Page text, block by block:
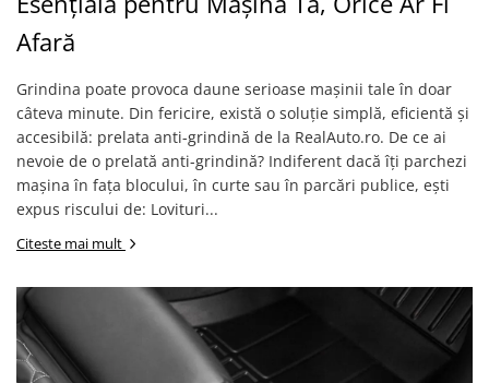
Mazda
Mitsubishi
Nissan
Opel
Peugeot
Renault
Skoda
Subaru
Suzuki
Toyota
Universale
Jaguar
Audi
BMW
Chevrolet
Citroen
Dacia
Fiat
Hyundai
Iveco
Kia
Mercedes
Carcase chei auto
Accesorii electrice auto
Sirocou incalzitor
Kit fibra optica
Ventilatoare auto
Alarme auto
Aeroterma auto
Cutii frigorifice
Becuri LED
Testere si diagnoza auto
DEOMAXX
Pachete revizie
Dacia
Audi
BMW
Stergatoare auto
Truse de scule
Scule si unelte
Cric
Cheder
VULCANIZARE
Afară
Grindina poate provoca daune serioase mașinii tale în doar
câteva minute. Din fericire, există o soluție simplă, eficientă și
accesibilă: prelata anti-grindină de la RealAuto.ro. De ce ai
nevoie de o prelată anti-grindină? Indiferent dacă îți parchezi
mașina în fața blocului, în curte sau în parcări publice, ești
expus riscului de: Lovituri...
Citeste mai mult